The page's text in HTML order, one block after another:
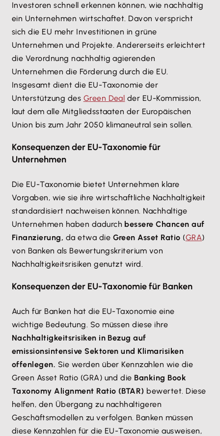
Investoren schnell erkennen können, wie nachhaltig
ein Unternehmen wirtschaftet. Davon verspricht
sich die EU mehr Investitionen in grüne
Unternehmen und Projekte. Andererseits erleichtert
die Verordnung nachhaltig agierenden
Unternehmen die Förderung durch die EU.
Insgesamt dient die EU-Taxonomie der
Unterstützung des Green Deal der EU-Kommission,
laut dem alle Mitgliedsstaaten der Europäischen
Union bis zum Jahr 2050 klimaneutral sein sollen.
Konsequenzen der EU-Taxonomie für
Unternehmen
Die EU-Taxonomie bietet Unternehmen klare
Vorgaben, wie sie ihre wirtschaftliche Nachhaltigkeit
standardisiert nachweisen können. Nachhaltige
Unternehmen haben dadurch bessere Chancen auf
Finanzierung, da etwa die Green Asset Ratio (GRA)
von Banken als Bewertungskriterium von
Nachhaltigkeitsrisiken genutzt wird.
Konsequenzen der EU-Taxonomie für Banken
Auch für Banken hat die EU-Taxonomie eine
wichtige Bedeutung. So müssen diese ihre
Nachhaltigkeitsrisiken in Bezug auf
emissionsintensive Sektoren und Klimarisiken
offenlegen. Sie werden über Kennzahlen wie die
Green Asset Ratio (GRA) und die Banking Book
Taxonomy Alignment Ratio (BTAR) bewertet. Diese
helfen, den Übergang zu nachhaltigeren
Geschäftsmodellen zu verfolgen. Banken müssen
diese Kennzahlen für die EU-Taxonomie ausweisen,